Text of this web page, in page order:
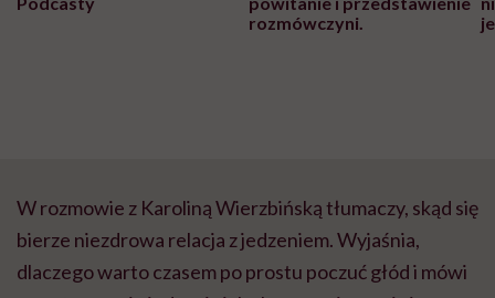
rozmówczyni.
W rozmowie z Karoliną Wierzbińską tłumaczy, skąd się
bierze niezdrowa relacja z jedzeniem. Wyjaśnia,
dlaczego warto czasem po prostu poczuć głód i mówi